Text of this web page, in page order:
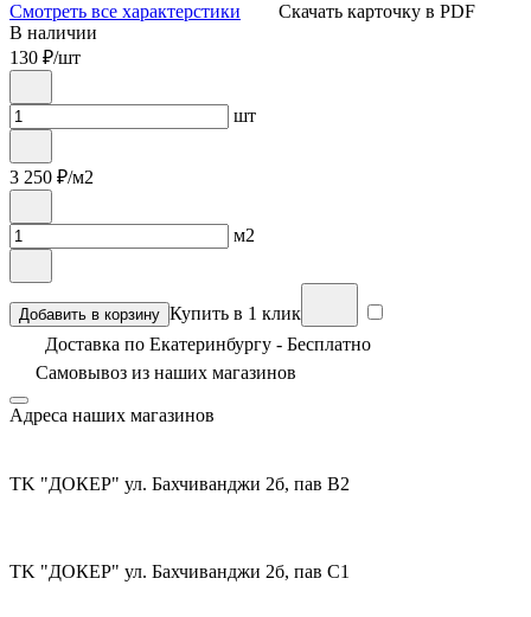
Смотреть все характерстики
Скачать карточку в PDF
В наличии
130 ₽/шт
шт
3 250 ₽/м2
м2
Добавить в корзину Купить в 1 клик
Доставка по Екатеринбургу - Бесплатно
Самовывоз из наших магазинов
Адреса наших магазинов
TK "ДОКЕР" ул. Бахчиванджи 2б, пав В2
TK "ДОКЕР" ул. Бахчиванджи 2б, пав С1